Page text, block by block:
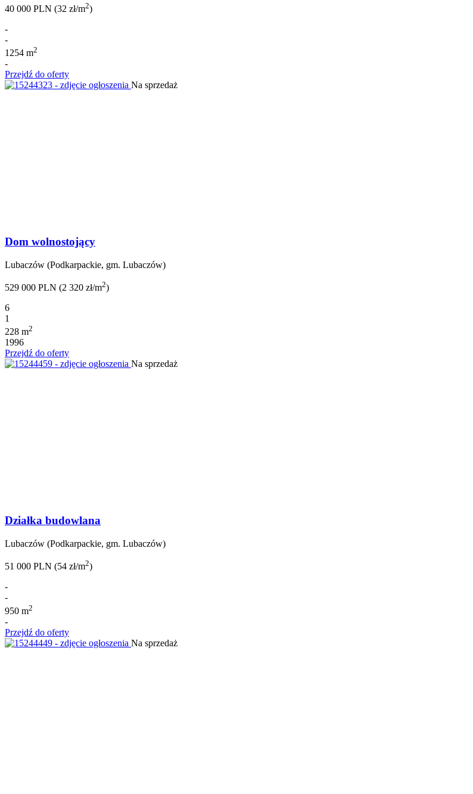
40 000 PLN (32 zł/m2)
-
-
1254 m2
-
Przejdź do oferty
Na sprzedaż
Dom wolnostojący
Lubaczów (Podkarpackie, gm. Lubaczów)
529 000 PLN (2 320 zł/m2)
6
1
228 m2
1996
Przejdź do oferty
Na sprzedaż
Działka budowlana
Lubaczów (Podkarpackie, gm. Lubaczów)
51 000 PLN (54 zł/m2)
-
-
950 m2
-
Przejdź do oferty
Na sprzedaż